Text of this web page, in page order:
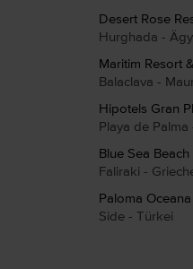
Desert Rose
Hurghada -
Maritim Resort
Balaclava -
Hipotels Gran
Playa de Palma
Blue Sea Beach
Faliraki -
Paloma Oceana
Side - Türkei